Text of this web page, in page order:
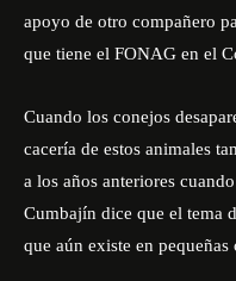
apoyo de otro compañero
que tiene el FONAG en el
Cuando los conejos
cacería de estos animales
a los años anteriores
Cumbajín dice que el tema
que aún existe en pequeñas